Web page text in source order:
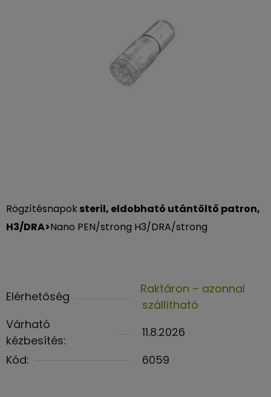
Rögzítésnapok steril, eldobható utántöltő patron,
H3/DRA>Nano PEN/strong H3/DRA/strong
Elérhetőség
Raktáron – azonnal
szállítható
Várható
kézbesítés:
11.8.2026
Kód:
6059